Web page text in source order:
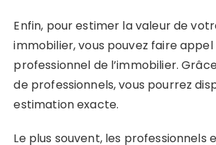
Enfin, pour estimer la valeur de
immobilier, vous pouvez faire appel
professionnel de l’immobilier.
de professionnels, vous pourrez
estimation exacte.
Le plus souvent, les professionnels